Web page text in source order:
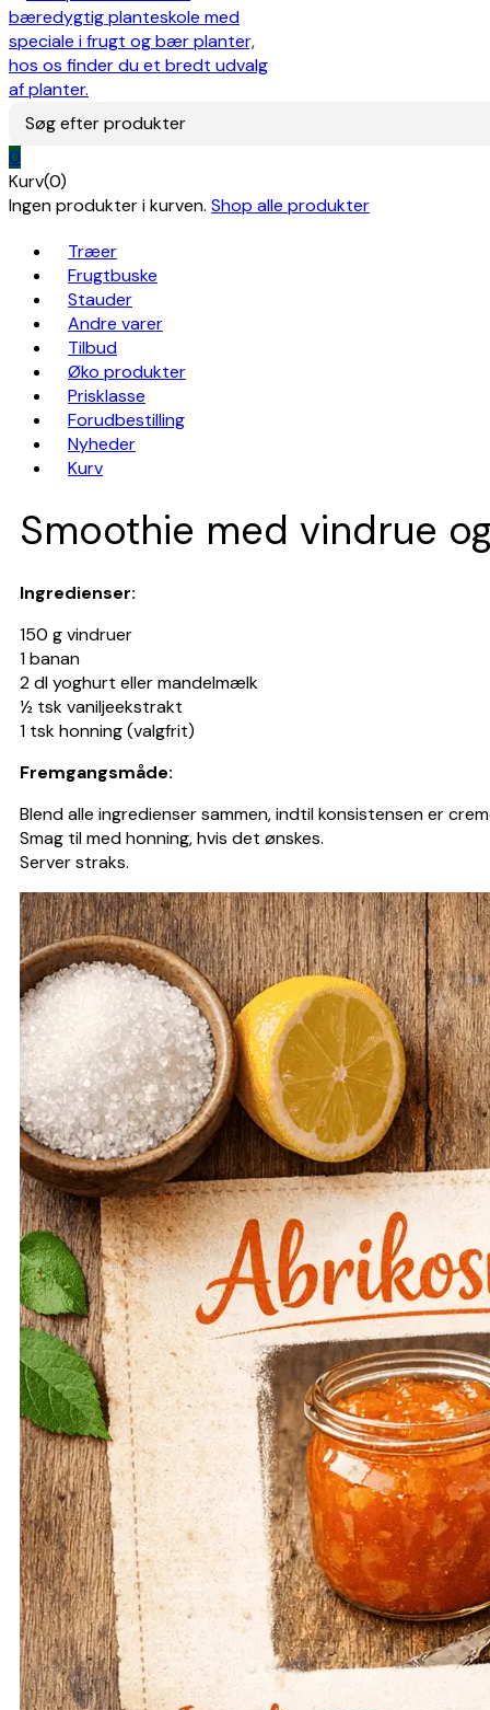
Søg efter produkter
0
Kurv(0)
Ingen produkter i kurven. Shop alle produkter
Træer
Frugtbuske
Stauder
Andre varer
Tilbud
Øko produkter
Prisklasse
Forudbestilling
Nyheder
Kurv
Smoothie med vindrue
Ingredienser:
150 g vindruer
1 banan
2 dl yoghurt eller mandelmælk
½ tsk vaniljeekstrakt
1 tsk honning (valgfrit)
Fremgangsmåde:
Blend alle ingredienser sammen, indtil konsistensen er
Smag til med honning, hvis det ønskes.
Server straks.